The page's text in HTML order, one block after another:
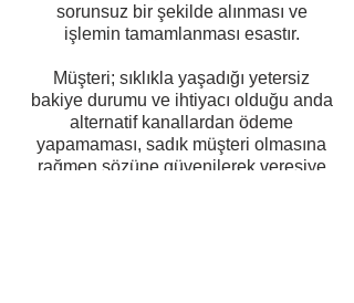
sorunsuz bir şekilde alınması ve
işlemin tamamlanması esastır.
Müşteri; sıklıkla yaşadığı yetersiz
bakiye durumu ve ihtiyacı olduğu anda
alternatif kanallardan ödeme
yapamaması, sadık müşteri olmasına
rağmen sözüne güvenilerek veresiye